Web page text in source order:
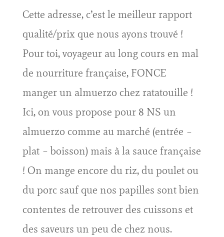
Cette adresse, c’est le meilleur rapport
qualité/prix que nous ayons trouvé !
Pour toi, voyageur au long cours en mal
de nourriture française, FONCE
manger un almuerzo chez ratatouille !
Ici, on vous propose pour 8 NS un
almuerzo comme au marché (entrée –
plat – boisson) mais à la sauce française
! On mange encore du riz, du poulet ou
du porc sauf que nos papilles sont bien
contentes de retrouver des cuissons et
des saveurs un peu de chez nous.